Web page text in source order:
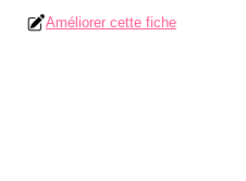
Améliorer cette fiche